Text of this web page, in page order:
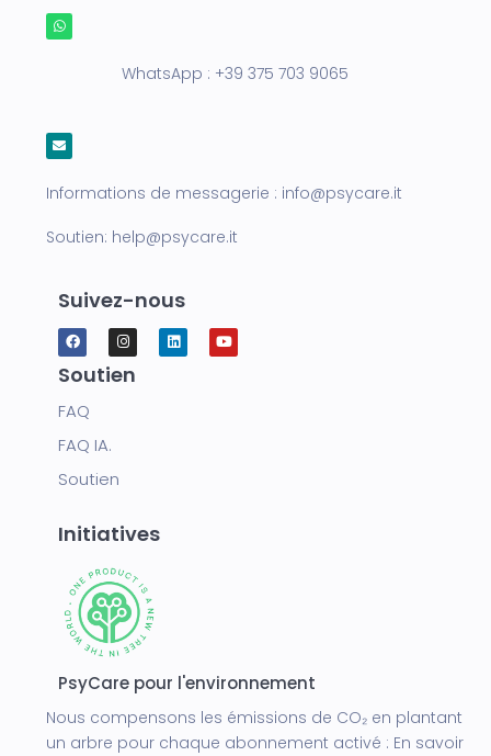
WhatsApp : +39 375 703 9065
Informations de messagerie : info@psycare.it
Soutien: help@psycare.it
Suivez-nous
Soutien
FAQ
FAQ IA.
Soutien
Initiatives
PsyCare pour l'environnement
Nous compensons les émissions de CO₂ en plantant
un arbre pour chaque abonnement activé : En savoir